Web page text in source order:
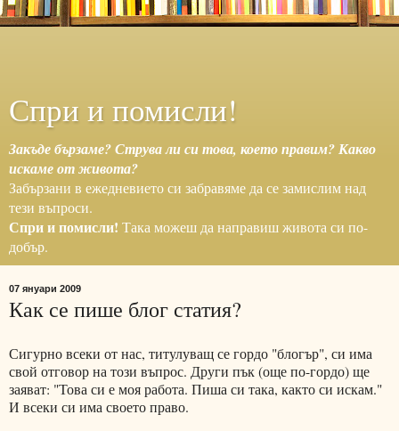
Спри и помисли!
Закъде бързаме? Струва ли си това, което правим? Какво
искаме от живота?
Забързани в ежедневието си забравяме да се замислим над
тези въпроси.
Спри и помисли! Така можеш да направиш живота си по-
добър.
07 януари 2009
Как се пише блог статия?
Сигурно всеки от нас, титулуващ се гордо "блогър", си има
свой отговор на този въпрос. Други пък (още по-гордо) ще
заяват: "Това си е моя работа. Пиша си така, както си искам."
И всеки си има своето право.